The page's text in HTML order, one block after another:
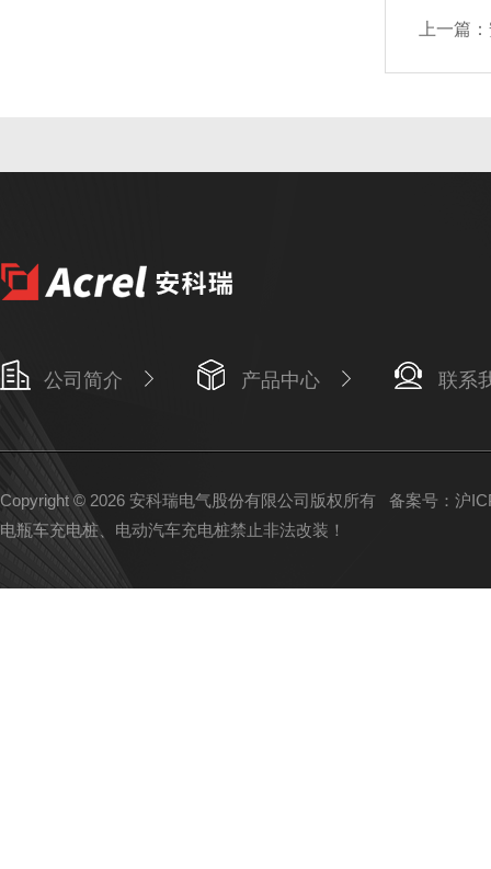
上一篇：
公司简介 产品中心 联系
Copyright © 2026 安科瑞电气股份有限公司版权所有 备案号：沪
电瓶车充电桩、电动汽车充电桩禁止非法改装！